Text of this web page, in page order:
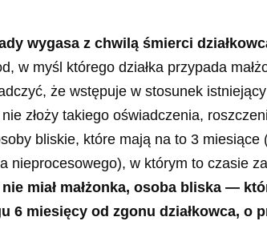
wygasa z chwilą śmierci
w myśl którego działka przypada
że wstępuje w stosunek
złoży takiego oświadczenia,
bliskie, które mają na to 3 miesiące
nieprocesowego), w którym to czasie
miał małżonka, osoba bliska —
miesięcy od zgonu działkowca, o